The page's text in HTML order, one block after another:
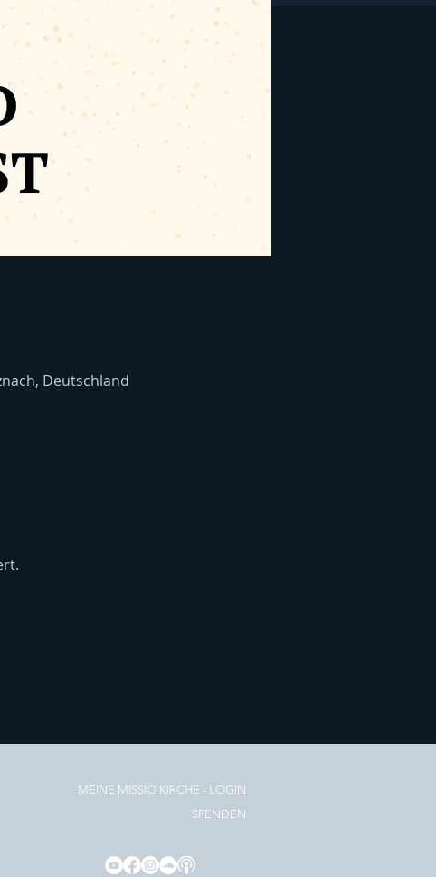
Deutschland
MEINE MISSIO KIRCHE - LOGIN
SPENDEN